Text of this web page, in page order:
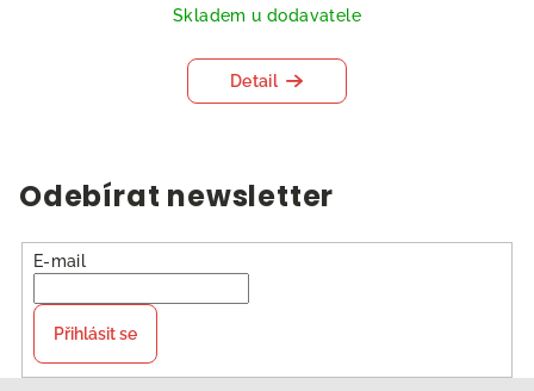
Skladem u dodavatele
Detail
Odebírat newsletter
E-mail
Přihlásit se